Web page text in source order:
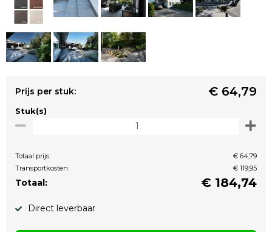
Prijs per stuk: € 64,79
Stuk(s)
Totaal prijs:
€ 64,79
Transportkosten:
€ 119,95
Totaal: € 184,74
Direct leverbaar